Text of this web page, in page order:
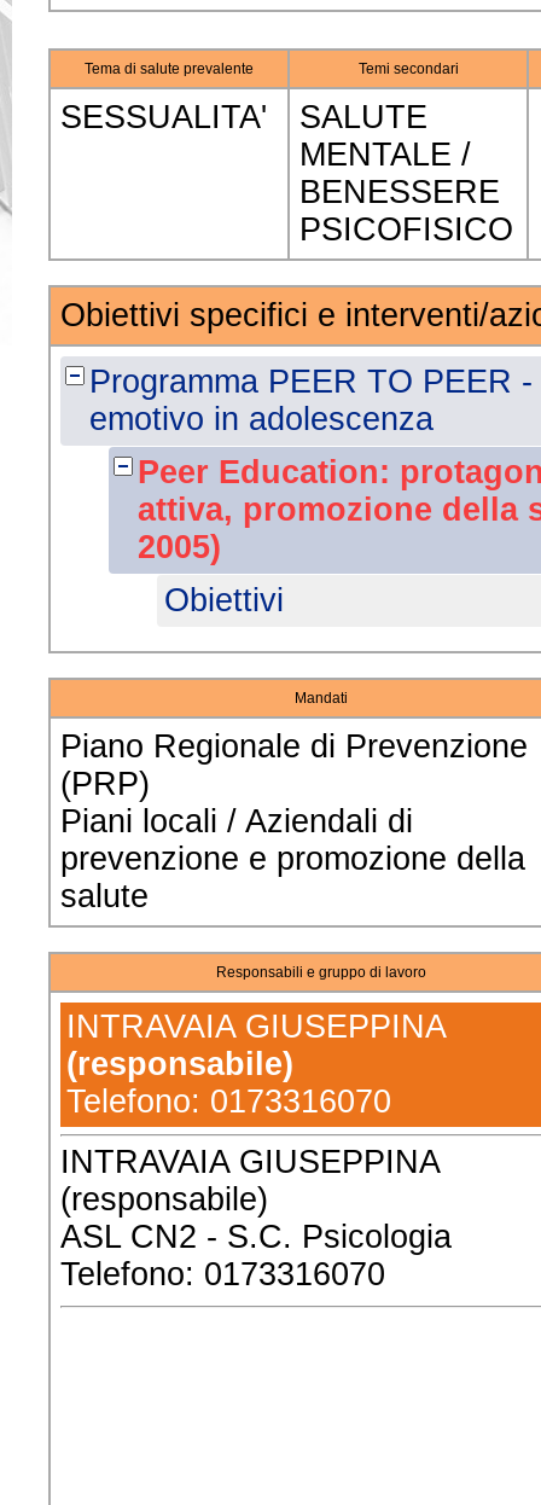
Tema di salute prevalente Temi secondari
SESSUALITA'
SALUTE
MENTALE /
BENESSERE
PSICOFISICO
Obiettivi specifici e interventi/
Programma PEER TO PEER
emotivo in adolescenza
Peer Education:
attiva, promozione della
2005)
Obiettivi
Mandati
Piano Regionale di Prevenzione
(PRP)
Piani locali / Aziendali di
prevenzione e promozione della
salute
Responsabili e gruppo di lavoro
INTRAVAIA GIUSEPPINA
(responsabile)
Telefono: 0173316070
INTRAVAIA GIUSEPPINA
(responsabile)
ASL CN2 - S.C. Psicologia
Telefono: 0173316070